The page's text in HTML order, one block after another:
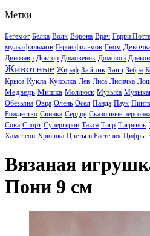
Метки
Бегемот Белка Волк Ворона Врач Гарри
мультфильмов Герои фильмов Гном
Динозавр Доктор Домовенок Домовой Дракон
Животные Жираф Зайчик Заяц Зебра
Крыса Кукла Куколка Лев Лиса Лисичка
Медведь Мишка Моллюск Музыка
Обезьяна Овца Олень Осел Панда Паук
Рождество Свинка Сердце Сказочные
Сова Спорт Супергерои Такса Тигр Тигренок
Хамелеон Хрюшка Цветы и Растения Цифры
Вязаная
Пони 9 см